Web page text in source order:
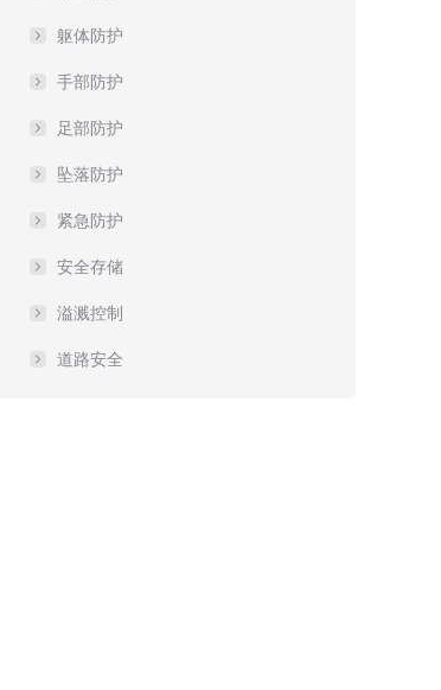
躯体防护
手部防护
足部防护
坠落防护
紧急防护
安全存储
溢溅控制
道路安全